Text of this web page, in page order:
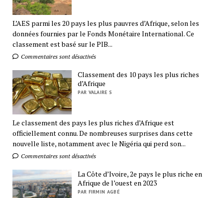
L’AES parmi les 20 pays les plus pauvres d’Afrique, selon les
données fournies par le Fonds Monétaire International. Ce
classement est basé sur le PIB...
Commentaires sont désactivés
Classement des 10 pays les plus riches
d’Afrique
PAR VALAIRE S
Le classement des pays les plus riches d’Afrique est
officiellement connu. De nombreuses surprises dans cette
nouvelle liste, notamment avec le Nigéria qui perd son...
Commentaires sont désactivés
La Côte d’Ivoire, 2e pays le plus riche en
Afrique de l’ouest en 2023
PAR FIRMIN AGBÉ